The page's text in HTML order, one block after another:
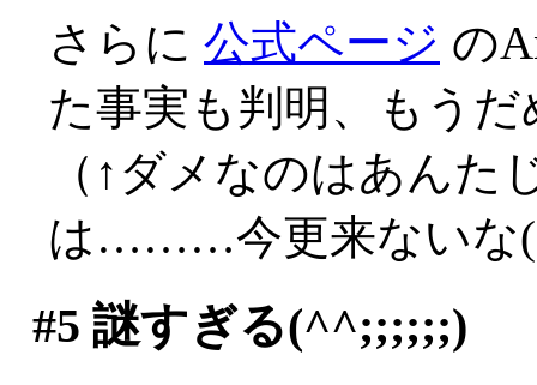
さらに 公式ページ の
た事実も判明、もう
（↑ダメなのはあん
は………今更来ないな
#5 謎すぎる(^^;;;;;;)